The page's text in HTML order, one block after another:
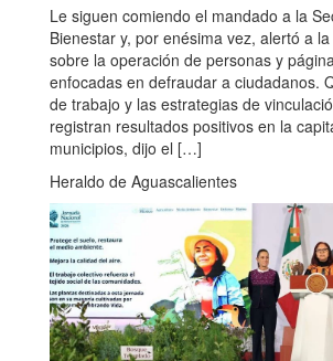
Le siguen comiendo el mandado a la
Bienestar y, por enésima vez, alertó a
sobre la operación de personas y
enfocadas en defraudar a ciudadanos.
de trabajo y las estrategias de
registran resultados positivos en la
municipios, dijo el […]
Heraldo de Aguascalientes